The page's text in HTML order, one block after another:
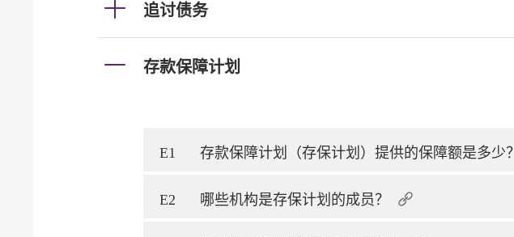
追讨债务
存款保障计划
E1 存款保障计划（存保计划）提供的保障额是多少？
E2 哪些机构是存保计划的成员？